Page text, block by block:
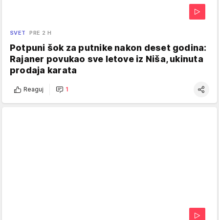
SVET PRE 2 H
Potpuni šok za putnike nakon deset godina:
Rajaner povukao sve letove iz Niša, ukinuta
prodaja karata
Reaguj 1